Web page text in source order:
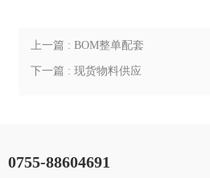
上一篇 : BOM整单配套
下一篇 : 现货物料供应
0755-88604691